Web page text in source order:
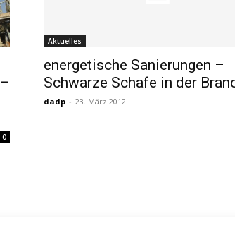
0
Aktuelles
energetische Sanierungen –
Schwarze Schafe in der
dadp - 23. März 2012